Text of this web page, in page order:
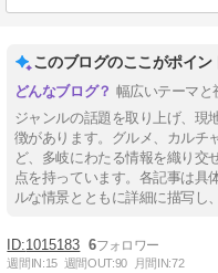
このブログのここがポイン
幅広いテーマと
ジャンルの話題を取り上げ、現
徴があります。グルメ、カルチ
ど、多岐にわたる情報を織り交
点を持っています。各記事は具
ルな情景とともに詳細に描写し
1015183 6
週間IN:15 週間OUT:90 月間IN:72